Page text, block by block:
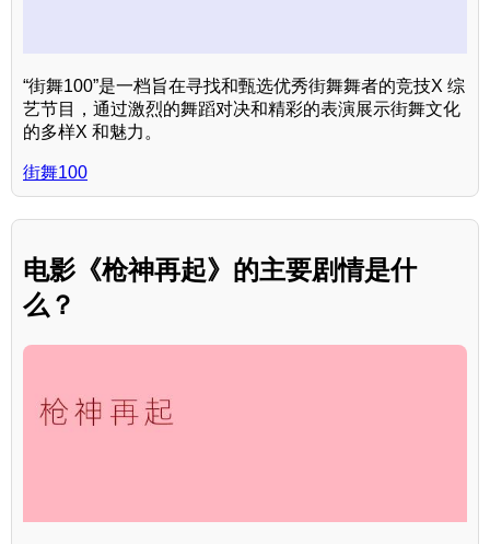
“街舞100”是一档旨在寻找和甄选优秀街舞舞者的竞技X 综
艺节目，通过激烈的舞蹈对决和精彩的表演展示街舞文化
的多样X 和魅力。
街舞100
电影《枪神再起》的主要剧情是什
么？